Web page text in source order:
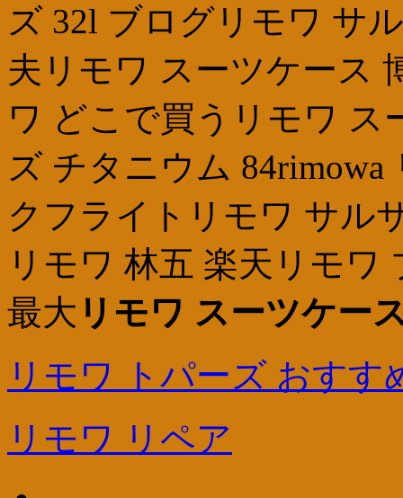
ズ 32l ブログリモワ サル
夫リモワ スーツケース
ワ どこで買うリモワ ス
ズ チタニウム
クフライトリモワ サル
リモワ 林五 楽天リモ
最大 リモワ スーツケー
リモワ トパーズ おすす
リモワ リペア